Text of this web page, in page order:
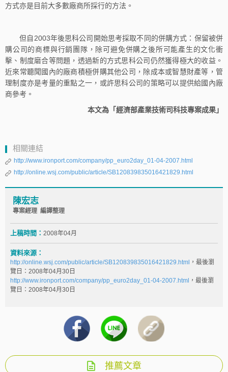
方式亦是目前大多數廠商所採行的方法。
但自2003年後思科公司開始思考採取不同的併購方式：保留被併
購公司的商標與行銷團隊，除可避免併購之後所可能產生的文化衝
擊、制度磨合等問題，透過新的方式思科公司仍然獲得極大的收益。
近來常聽聞國內的廠商積極併購其他公司，除成本或智慧財產等，管
理制度亦是考量的重點之一，或許思科公司的策略可以提供給國內廠
商參考。
本文為「經濟部產業技術司科技專案成果」
相關連結
http://www.ironport.com/company/pp_euro2day_01-04-2007.html
http://online.wsj.com/public/article/SB120839835016421829.html
陳宏志
專案經理 編譯整理
上稿時間： 2008年04月
資料來源：
http://online.wsj.com/public/article/SB120839835016421829.html ，最後瀏
覽日：2008年04月30日
http://www.ironport.com/company/pp_euro2day_01-04-2007.html ，最後瀏
覽日：2008年04月30日
推薦文章